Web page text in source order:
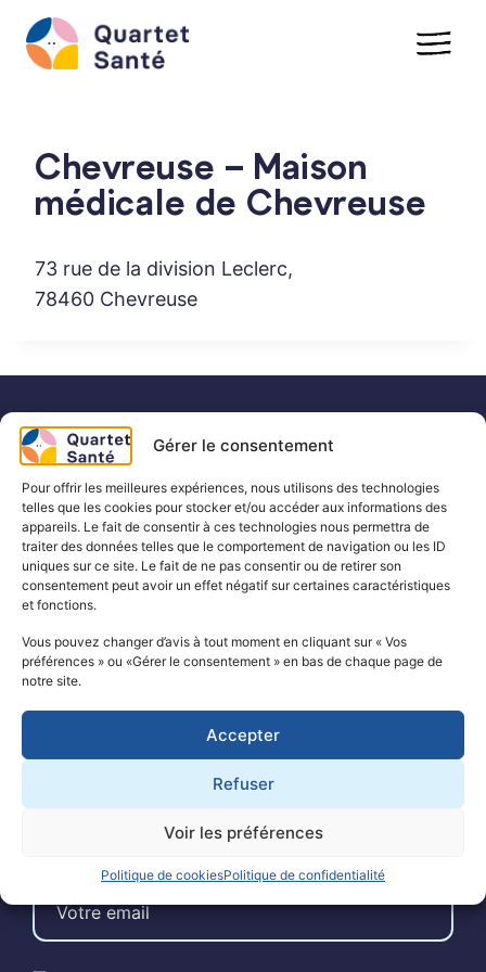
Gérer le consentement
Pour offrir les meilleures expériences, nous utilisons des technologies
telles que les cookies pour stocker et/ou accéder aux informations des
appareils. Le fait de consentir à ces technologies nous permettra de
traiter des données telles que le comportement de navigation ou les ID
uniques sur ce site. Le fait de ne pas consentir ou de retirer son
consentement peut avoir un effet négatif sur certaines caractéristiques
et fonctions.
Vous pouvez changer d’avis à tout moment en cliquant sur « Vos
préférences » ou «Gérer le consentement » en bas de chaque page de
notre site.
Accepter
Refuser
Voir les préférences
Politique de cookiesPolitique de confidentialité
contenu
Chevreuse – Maison
médicale de Chevreuse
73 rue de la division Leclerc,
78460 Chevreuse
QUI SOMMES-NOUS ?
LE PROJET SÉSAME
LA RECHERCHE
NOS SOUTIENS
ABONNEZ-VOUS À NOTRE NEWSLETTER